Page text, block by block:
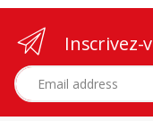
Inscrivez-
Adresse e-mail